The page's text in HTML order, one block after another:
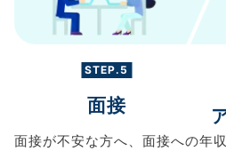
STEP.5
面接
面接が不安な方へ、 面接への年